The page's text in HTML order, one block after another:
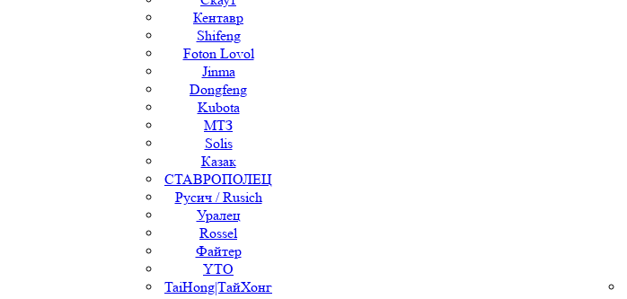
Кентавр
Shifeng
Foton Lovol
Jinma
Dongfeng
Kubota
МТЗ
Solis
Казак
СТАВРОПОЛЕЦ
Русич / Rusich
Уралец
Rossel
Файтер
YTO
TaiHong|ТайХонг